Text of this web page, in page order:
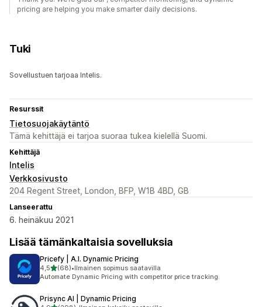
pricing are helping you make smarter daily decisions.
Tuki
Sovellustuen tarjoaa Intelis.
Resurssit
Tietosuojakäytäntö
Tämä kehittäjä ei tarjoa suoraa tukea kielellä Suomi.
Kehittäjä
Intelis
Verkkosivusto
204 Regent Street, London, BFP, W1B 4BD, GB
Lanseerattu
6. heinäkuu 2021
Lisää tämänkaltaisia sovelluksia
Pricefy | A.I. Dynamic Pricing
4,5/ 5 tähteä
(68)
68 arvostelua yhteensä
•Ilmainen sopimus saatavilla
Automate Dynamic Pricing with competitor price tracking.
Prisync AI | Dynamic Pricing